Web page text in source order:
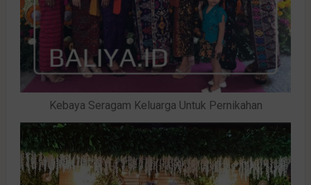
Kebaya Seragam Keluarga Untuk Pernikahan